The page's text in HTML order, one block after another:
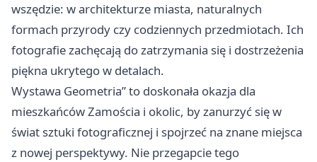
wszędzie: w architekturze miasta, naturalnych
formach przyrody czy codziennych przedmiotach. Ich
fotografie zachęcają do zatrzymania się i dostrzeżenia
piękna ukrytego w detalach.
Wystawa Geometria” to doskonała okazja dla
mieszkańców Zamościa i okolic, by zanurzyć się w
świat sztuki fotograficznej i spojrzeć na znane miejsca
z nowej perspektywy. Nie przegapcie tego